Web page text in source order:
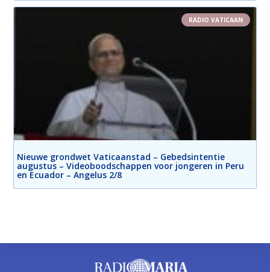
RADIO VATICAAN
Nieuwe grondwet Vaticaanstad – Gebedsintentie
augustus – Videoboodschappen voor jongeren in Peru
en Ecuador – Angelus 2/8